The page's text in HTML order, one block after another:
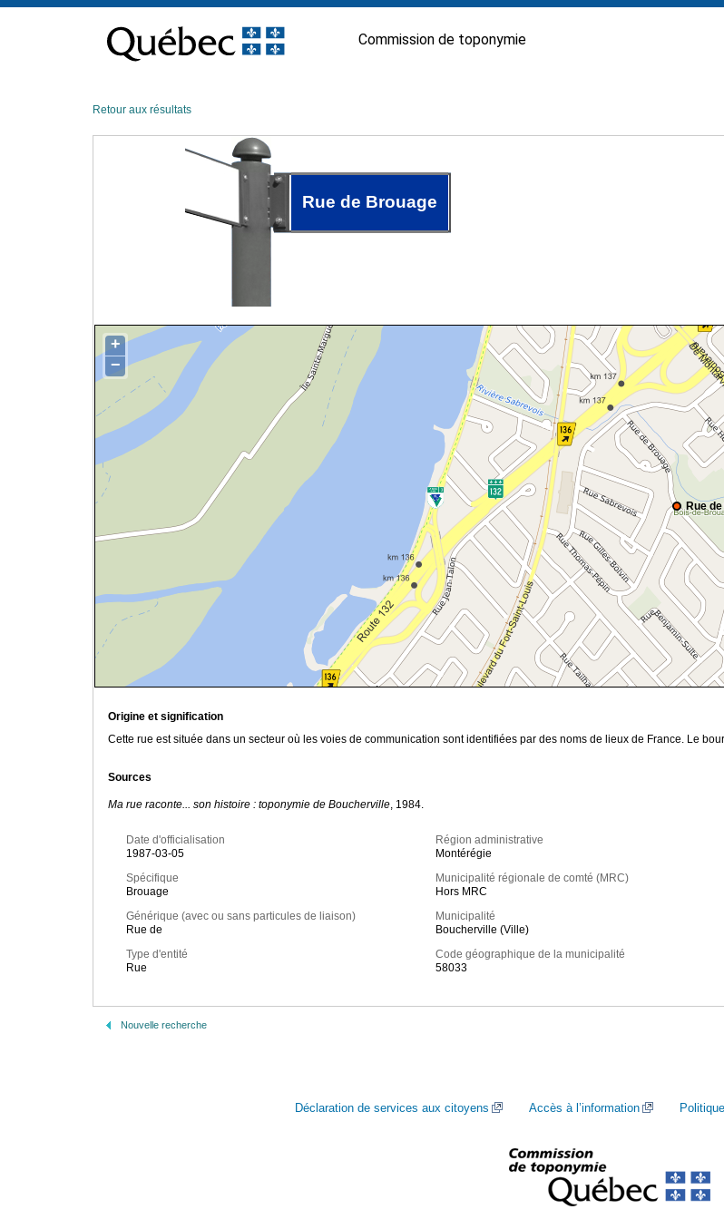
contenu
Commission de toponymie
Retour aux résultats
Rue de Brouage
Rue
+
−
Origine et signification
Cette rue est située dans un secteur où les voies de communication sont identifiées par des noms de lieux de France. Le
Sources
Ma rue raconte... son histoire : toponymie de Boucherville, 1984.
Date d'officialisation
1987-03-05
Spécifique
Brouage
Générique (avec ou sans particules de liaison)
Rue de
Type d'entité
Rue
Région administrative
Montérégie
Municipalité régionale de comté (MRC)
Hors MRC
Municipalité
Boucherville (Ville)
Code géographique de la municipalité
58033
Nouvelle recherche
Déclaration de services aux citoyens Accès à l’information